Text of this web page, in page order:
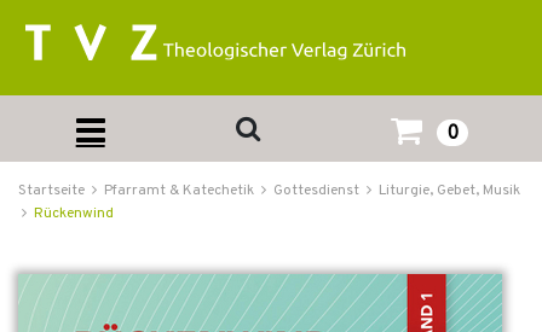
0
Startseite Pfarramt & Katechetik Gottesdienst
Liturgie, Gebet, Musik
Rückenwind